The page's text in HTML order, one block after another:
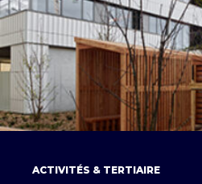
ACTIVITÉS & TERTIAIRE